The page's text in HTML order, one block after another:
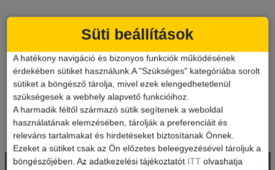
Budapest-Déli pu. Koronaőr köz Találkozó 05.00 Indulás
05:30
Székesfehérvár-Shell kút-M7 59 km 06:10
Siófok – Kiliti TABOL benzinkút (Vak Bottyán u. 34.) 06:40
Balatonlelle-M7 MOL benzinkút Fresh Corner 07:00
Nagykanizsa-TESCO parkoló 08:00
Hasonló ajánlatok
Süti beállítások
A hatékony navigáció és bizonyos funkciók működésének
érdekében sütiket használunk.A "Szükséges" kategóriába sorolt
sütiket a böngésző tárolja, mivel ezek elengedhetetlenül
szükségesek a webhely alapvető funkcióihoz.
A harmadik féltől származó sütik segítenek a weboldal
használatának elemzésében, tárolják a preferenciáit és
releváns tartalmakat és hirdetéseket biztosítanak Önnek.
Ezeket a sütiket csak az Ön előzetes beleegyezésével tároljuk a
böngészőjében. Az adatkezelési tájékoztatót ITT olvashatja